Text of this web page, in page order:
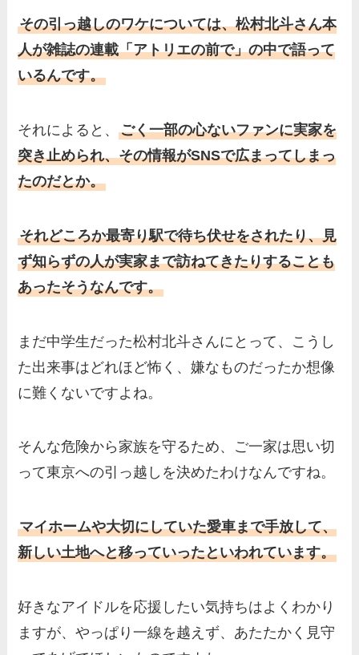
その引っ越しのワケについては、松村北斗さん本
人が雑誌の連載「アトリエの前で」の中で語って
いるんです。
それによると、ごく一部の心ないファンに実家を
突き止められ、その情報がSNSで広まってしまっ
たのだとか。
それどころか最寄り駅で待ち伏せをされたり、見
ず知らずの人が実家まで訪ねてきたりすることも
あったそうなんです。
まだ中学生だった松村北斗さんにとって、こうし
た出来事はどれほど怖く、嫌なものだったか想像
に難くないですよね。
そんな危険から家族を守るため、ご一家は思い切
って東京への引っ越しを決めたわけなんですね。
マイホームや大切にしていた愛車まで手放して、
新しい土地へと移っていったといわれています。
好きなアイドルを応援したい気持ちはよくわかり
ますが、やっぱり一線を越えず、あたたかく見守